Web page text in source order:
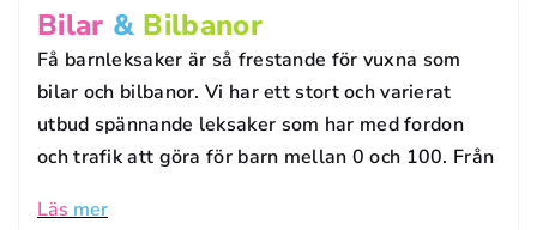
P
R
O
D
U
K
Bilar & Bilbanor
Få barnleksaker är så frestande för vuxna som
bilar och bilbanor. Vi har ett stort och varierat
utbud spännande leksaker som har med fordon
och trafik att göra för barn mellan 0 och 100. Från
Läs mer